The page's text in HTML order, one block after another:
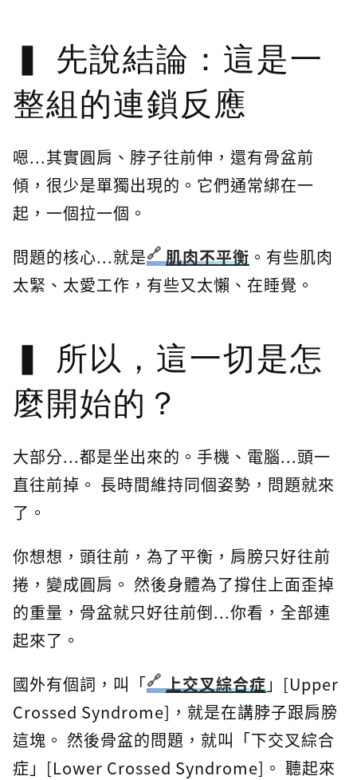
先說結論：這是一
整組的連鎖反應
嗯...其實圓肩、脖子往前伸，還有骨盆前
傾，很少是單獨出現的。它們通常綁在一
起，一個拉一個。
問題的核心...就是
肌肉不平衡 。有些肌肉
太緊、太愛工作，有些又太懶、在睡覺。
所以，這一切是怎
麼開始的？
大部分...都是坐出來的。手機、電腦...頭一
直往前掉。 長時間維持同個姿勢，問題就來
了。
你想想，頭往前，為了平衡，肩膀只好往前
捲，變成圓肩。 然後身體為了撐住上面歪掉
的重量，骨盆就只好往前倒...你看，全部連
起來了。
國外有個詞，叫「
上交叉綜合症」[Upper
Crossed Syndrome]，就是在講脖子跟肩膀
這塊。 然後骨盆的問題，就叫「下交叉綜合
症」[Lower Crossed Syndrome]。 聽起來